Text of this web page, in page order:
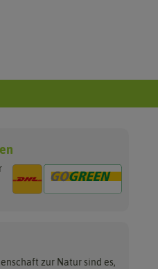
zur Natur sind es,